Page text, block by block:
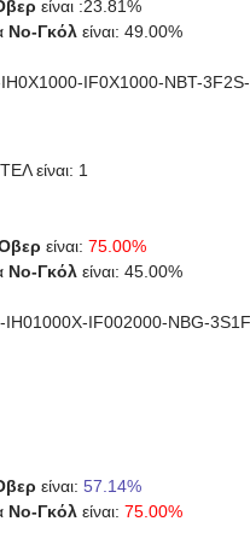
είναι :23.81%
Νο-Γκόλ είναι: 49.00%
IF0X1000-NBT-
είναι: 1
είναι: 75.00%
Νο-Γκόλ είναι: 45.00%
-IH01000X-IF002000-NBG-
είναι: 57.14%
Νο-Γκόλ είναι: 75.00%